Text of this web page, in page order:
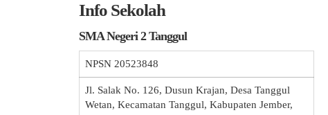
Info Sekolah
SMA Negeri 2 Tanggul
NPSN 20523848
Jl. Salak No. 126, Dusun Krajan, Desa Tanggul
Wetan, Kecamatan Tanggul, Kabupaten Jember,